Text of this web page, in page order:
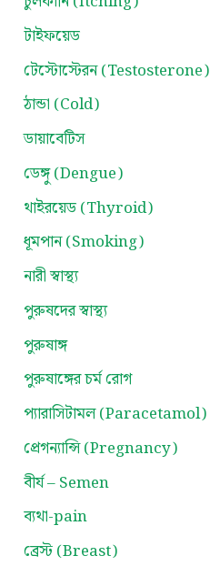
টাইফয়েড
টেস্টোস্টেরন (Testosterone)
ঠান্ডা (Cold)
ডায়াবেটিস
ডেঙ্গু (Dengue)
থাইরয়েড (Thyroid)
ধূমপান (Smoking)
নারী স্বাস্থ্য
পুরুষদের স্বাস্থ্য
পুরুষাঙ্গ
পুরুষাঙ্গের চর্ম রোগ
প্যারাসিটামল (Paracetamol)
প্রেগন্যান্সি (Pregnancy)
বীর্য – Semen
ব্যথা-pain
ব্রেস্ট (Breast)